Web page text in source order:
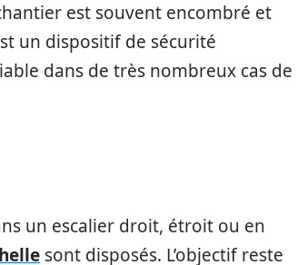
est souvent encombré et
un dispositif de sécurité
dans de très nombreux cas de
un escalier droit, étroit ou en
sont disposés. L’objectif reste